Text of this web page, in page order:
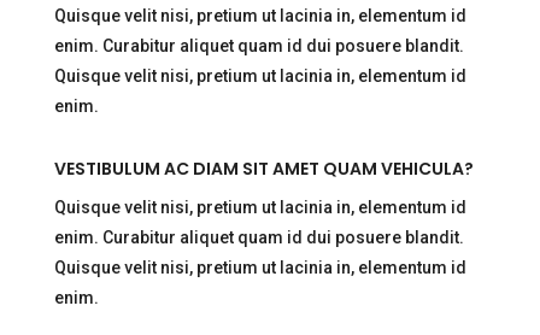
Quisque velit nisi, pretium ut lacinia in, elementum id
enim. Curabitur aliquet quam id dui posuere blandit.
Quisque velit nisi, pretium ut lacinia in, elementum id
enim.
VESTIBULUM AC DIAM SIT AMET QUAM VEHICULA?
Quisque velit nisi, pretium ut lacinia in, elementum id
enim. Curabitur aliquet quam id dui posuere blandit.
Quisque velit nisi, pretium ut lacinia in, elementum id
enim.